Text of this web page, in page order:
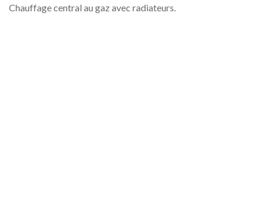
Chauffage central au gaz avec radiateurs.